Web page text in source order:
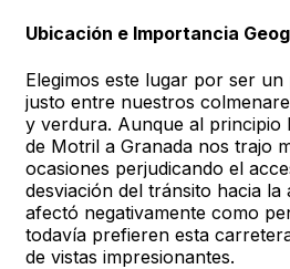
Ubicación e Importancia
Elegimos este lugar por ser
justo entre nuestros
y verdura. Aunque al principio
de Motril a Granada nos trajo
ocasiones perjudicando el
desviación del tránsito hacia la
afectó negativamente como
todavía prefieren esta
de vistas impresionantes.